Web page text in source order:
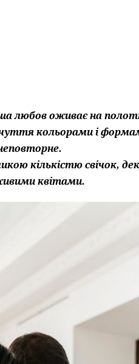
любов оживає на
кольорами і
кількістю свічок,
квітами.